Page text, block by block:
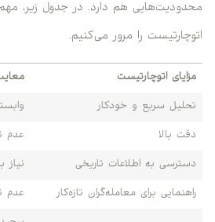
محدودیت‌هایی هم دارد. در جدول زیر،
اتوچارتیست را مرور می‌کنیم.
مزایای اتوچارتیست
تحلیل سریع و خودکار
دقت بالا عدم
دسترسی به اطلاعات تاریخی
راهنمایی برای معامله‌گران تازه‌کار عدم